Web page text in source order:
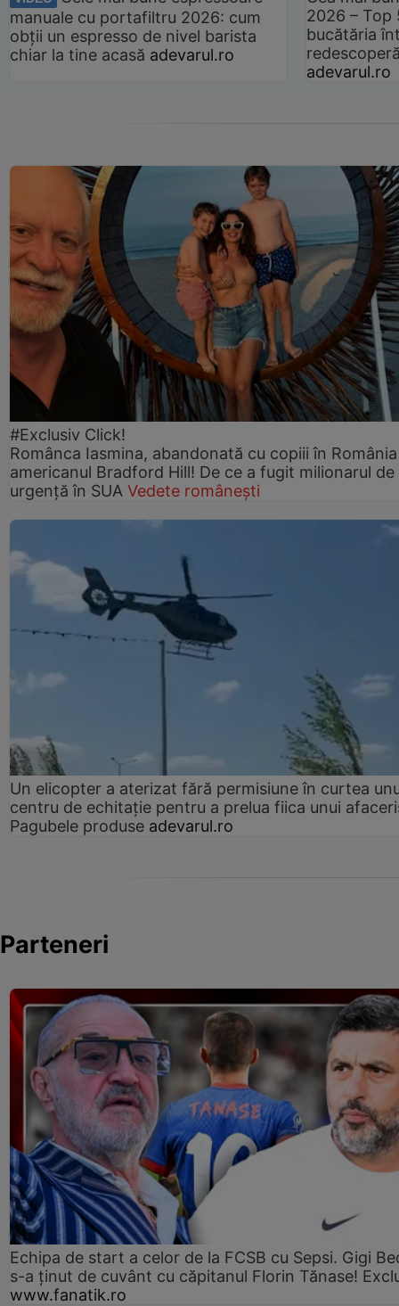
manuale cu portafiltru 2026: cum
obții un espresso de nivel barista
chiar la tine acasă adevarul.ro
2026 –
bucătăria
adevarul.ro
#Exclusiv Click!
Românca Iasmina, abandonată cu copiii în
americanul Bradford Hill! De ce a fugit milionarul de
urgență în SUA Vedete românești
Un elicopter a aterizat fără permisiune în curtea
centru de echitație pentru a prelua fiica unui
Pagubele produse adevarul.ro
Parteneri
Echipa de start a celor de la FCSB cu Sepsi. Gigi
s-a ținut de cuvânt cu căpitanul Florin Tănase!
www.fanatik.ro